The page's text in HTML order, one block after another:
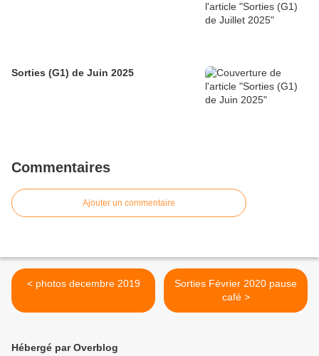
Sorties (G1) de Juin 2025
Commentaires
Ajouter un commentaire
< photos decembre 2019
Sorties Février 2020 pause
café >
Hébergé par Overblog